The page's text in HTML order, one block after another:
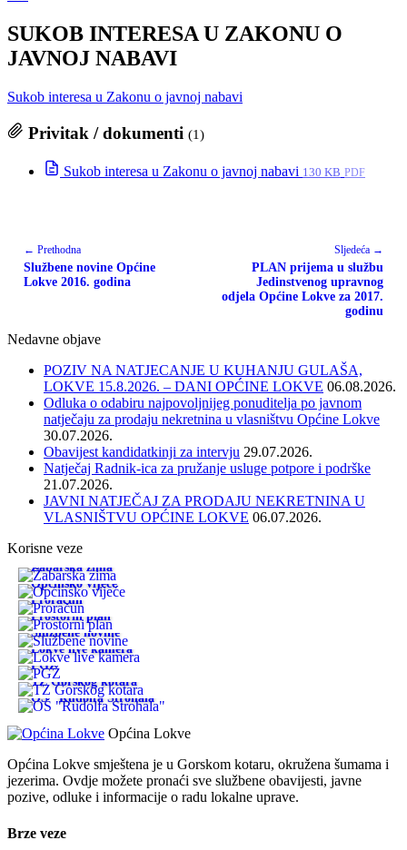
SUKOB INTERESA U ZAKONU O
JAVNOJ NABAVI
Sukob interesa u Zakonu o javnoj nabavi
Privitak / dokumenti (1)
Sukob interesa u Zakonu o javnoj nabavi 130 KB PDF
← Prethodna
Službene novine Općine
Lokve 2016. godina
Sljedeća →
PLAN prijema u službu
Jedinstvenog upravnog
odjela Općine Lokve za 2017.
godinu
Nedavne objave
POZIV NA NATJECANJE U KUHANJU GULAŠA,
LOKVE 15.8.2026. – DANI OPĆINE LOKVE 06.08.2026.
Odluka o odabiru najpovoljnijeg ponuditelja po javnom
natječaju za prodaju nekretnina u vlasništvu Općine Lokve
30.07.2026.
Obavijest kandidatkinji za intervju 29.07.2026.
Natječaj Radnik-ica za pružanje usluge potpore i podrške
21.07.2026.
JAVNI NATJEČAJ ZA PRODAJU NEKRETNINA U
VLASNIŠTVU OPĆINE LOKVE 06.07.2026.
Korisne veze
Žabarska zima
Općinsko vijeće
Proračun
Prostorni plan
Službene novine
Lokve live kamera
PGŽ
TZ Gorskog kotara
OŠ "Rudolfa Strohala"
Općina Lokve
Općina Lokve smještena je u Gorskom kotaru, okružena šumama i
jezerima. Ovdje možete pronaći sve službene obavijesti, javne
pozive, odluke i informacije o radu lokalne uprave.
Brze veze